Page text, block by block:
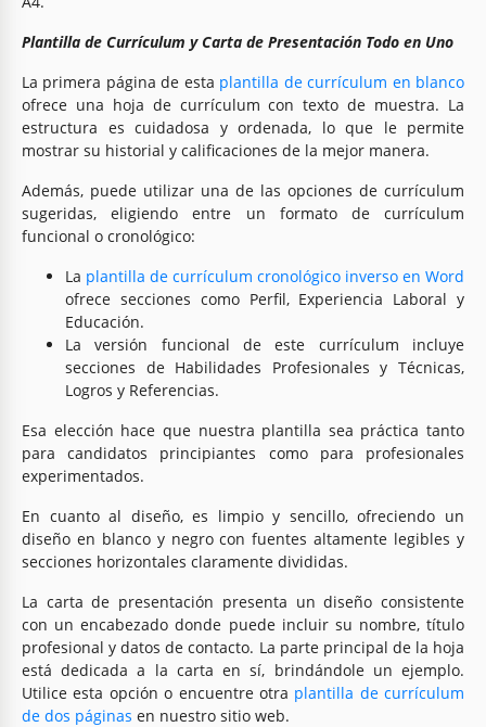
Plantilla de Currículum y Carta de Presentación Todo en Uno
La primera página de esta plantilla de currículum en blanco
ofrece una hoja de currículum con texto de muestra. La
estructura es cuidadosa y ordenada, lo que le permite
mostrar su historial y calificaciones de la mejor manera.
Además, puede utilizar una de las opciones de currículum
sugeridas, eligiendo entre un formato de currículum
funcional o cronológico:
La plantilla de currículum cronológico inverso en Word
ofrece secciones como Perfil, Experiencia Laboral y
Educación.
La versión funcional de este currículum incluye
secciones de Habilidades Profesionales y Técnicas,
Logros y Referencias.
Esa elección hace que nuestra plantilla sea práctica tanto
para candidatos principiantes como para profesionales
experimentados.
En cuanto al diseño, es limpio y sencillo, ofreciendo un
diseño en blanco y negro con fuentes altamente legibles y
secciones horizontales claramente divididas.
La carta de presentación presenta un diseño consistente
con un encabezado donde puede incluir su nombre, título
profesional y datos de contacto. La parte principal de la hoja
está dedicada a la carta en sí, brindándole un ejemplo.
Utilice esta opción o encuentre otra plantilla de currículum
de dos páginas en nuestro sitio web.